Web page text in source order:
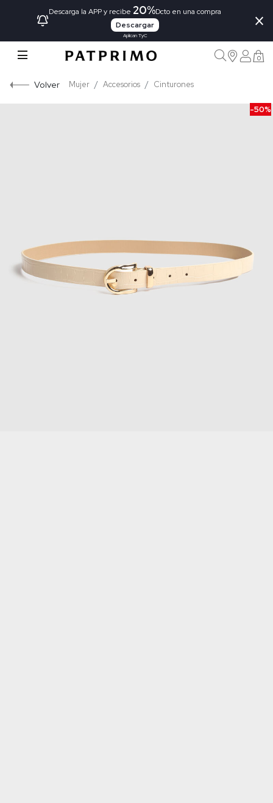
Descarga la APP y recibe 20%Dcto en una compra
Descargar
Aplican TyC
×
0
Volver Mujer Accesorios Cinturones
-50%